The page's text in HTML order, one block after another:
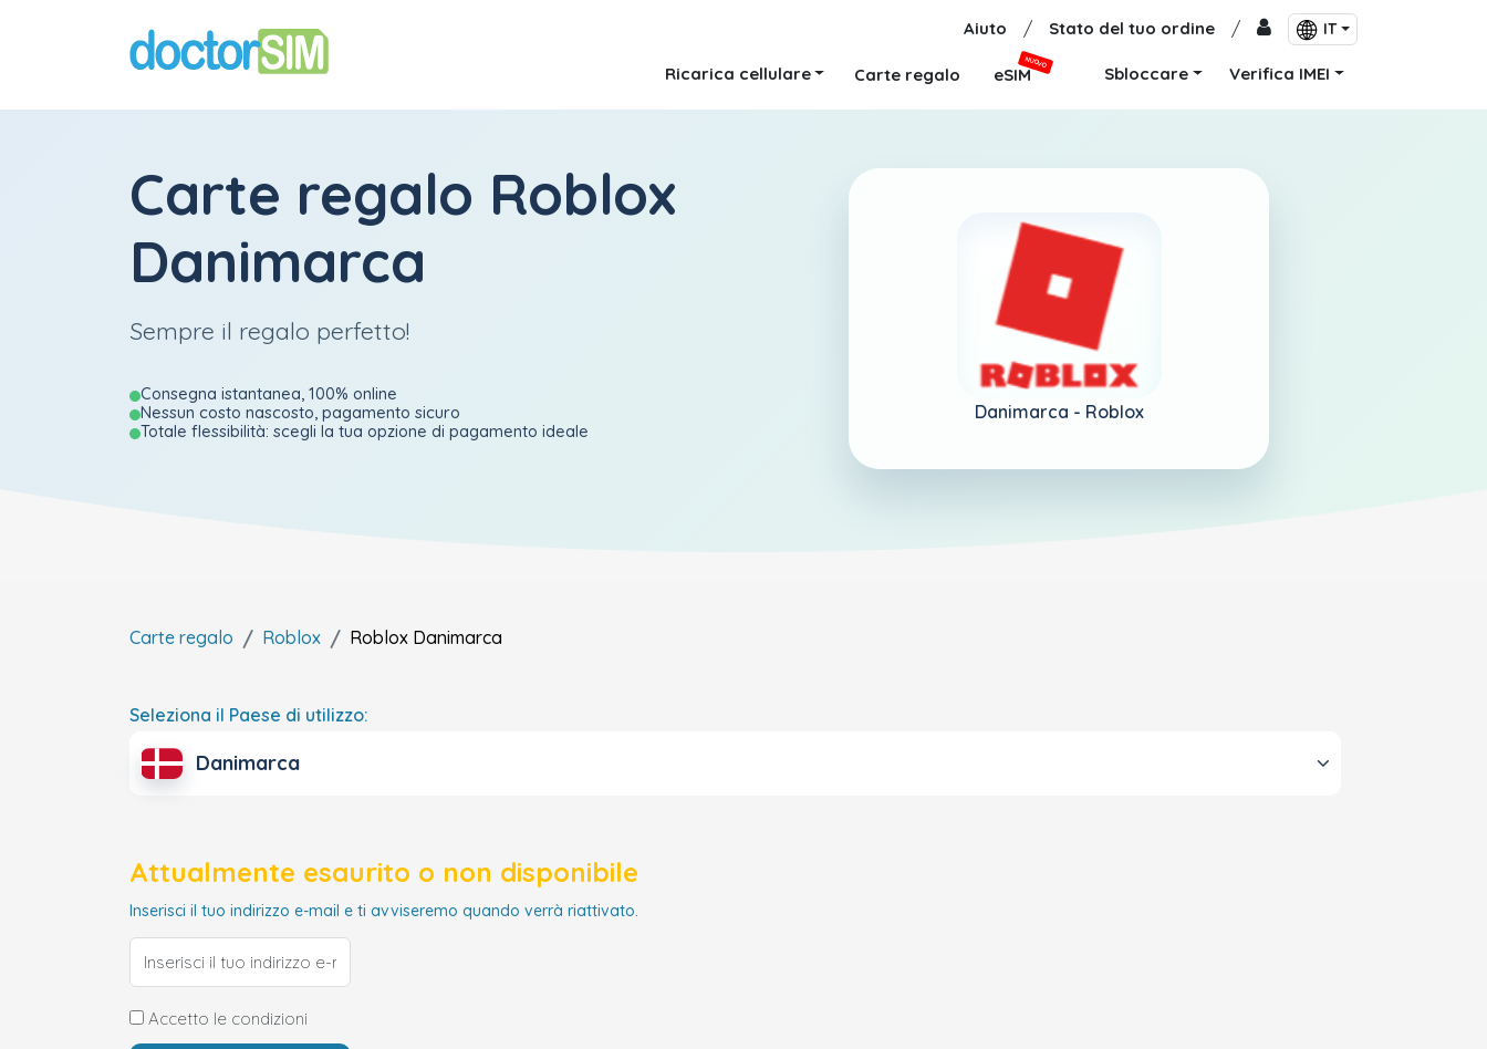
Aiuto / Stato del tuo ordine / IT
Ricarica cellulare Carte regalo eSIM
NUOVO
Sbloccare Verifica IMEI
Carte regalo Roblox
Danimarca
Sempre il regalo perfetto!
Consegna istantanea, 100% online
Nessun costo nascosto, pagamento sicuro
Totale flessibilità: scegli la tua opzione di pagamento ideale
Danimarca - Roblox
Carte regalo Roblox Roblox Danimarca
Seleziona il Paese di utilizzo:
Danimarca
Attualmente esaurito o non disponibile
Inserisci il tuo indirizzo e-mail e ti avviseremo quando verrà riattivato.
Accetto le condizioni